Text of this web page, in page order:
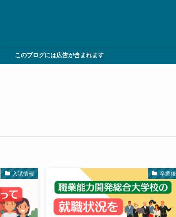
このブログには広告が含まれます
入試情報 卒業後